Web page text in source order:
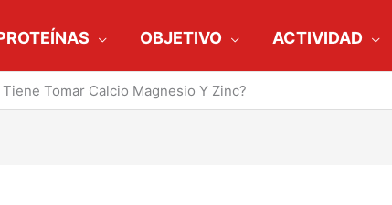
OBJETIVO ACTIVIDAD
Tomar Calcio Magnesio Y Zinc?